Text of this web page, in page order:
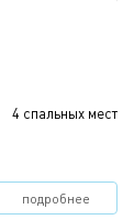
4 спальных мест
подробнее
Забронировать